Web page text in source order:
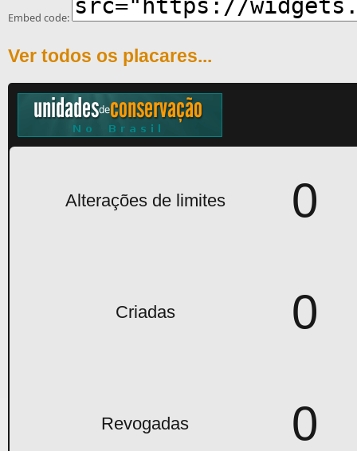
Embed code:
Ver todos os placares...
Alterações de limites 0
Criadas 0
Revogadas 0